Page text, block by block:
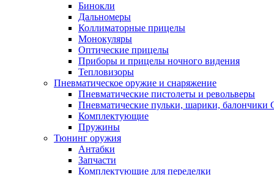
Бинокли
Дальномеры
Коллиматорные прицелы
Монокуляры
Оптические прицелы
Приборы и прицелы ночного видения
Тепловизоры
Пневматическое оружие и снаряжение
Пневматические пистолеты и револьверы
Пневматические пульки, шарики, балончики
Комплектующие
Пружины
Тюнинг оружия
Антабки
Запчасти
Комплектующие для переделки